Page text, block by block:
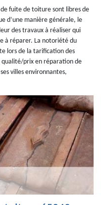
fuite de toiture sont libres de
d’une manière générale, le
des travaux à réaliser qui
à réparer. La notoriété du
lors de la tarification des
prix en réparation de
villes environnantes,